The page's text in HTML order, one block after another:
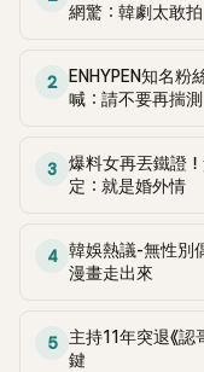
網驚：韓劇太敢拍
2
ENHYPEN知名
喊：請不要再揣測
3
爆料女再丟鐵證
定：就是婚外情
4
韓娛熱議-無性別
漫畫走出來
5
主持11年突退《
鍵